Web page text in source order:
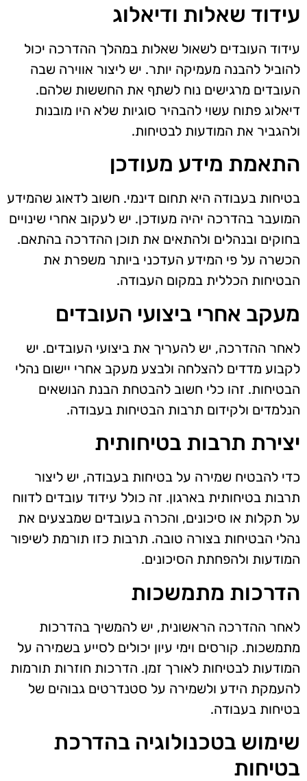
עידוד שאלות ודיאלוג
עידוד העובדים לשאול שאלות במהלך ההדרכה יכול
להוביל להבנה מעמיקה יותר. יש ליצור אווירה שבה
העובדים מרגישים נוח לשתף את החששות שלהם.
דיאלוג פתוח עשוי להבהיר סוגיות שלא היו מובנות
ולהגביר את המודעות לבטיחות.
התאמת מידע מעודכן
בטיחות בעבודה היא תחום דינמי. חשוב לדאוג שהמידע
המועבר בהדרכה יהיה מעודכן. יש לעקוב אחרי שינויים
בחוקים ובנהלים ולהתאים את תוכן ההדרכה בהתאם.
הכשרה על פי המידע העדכני ביותר משפרת את
הבטיחות הכללית במקום העבודה.
מעקב אחרי ביצועי העובדים
לאחר ההדרכה, יש להעריך את ביצועי העובדים. יש
לקבוע מדדים להצלחה ולבצע מעקב אחרי יישום נהלי
הבטיחות. זהו כלי חשוב להבטחת הבנת הנושאים
הנלמדים ולקידום תרבות הבטיחות בעבודה.
יצירת תרבות בטיחותית
כדי להבטיח שמירה על בטיחות בעבודה, יש ליצור
תרבות בטיחותית בארגון. זה כולל עידוד עובדים לדווח
על תקלות או סיכונים, והכרה בעובדים שמבצעים את
נהלי הבטיחות בצורה טובה. תרבות כזו תורמת לשיפור
המודעות ולהפחתת הסיכונים.
הדרכות מתמשכות
לאחר ההדרכה הראשונית, יש להמשיך בהדרכות
מתמשכות. קורסים וימי עיון יכולים לסייע בשמירה על
המודעות לבטיחות לאורך זמן. הדרכות חוזרות תורמות
להעמקת הידע ולשמירה על סטנדרטים גבוהים של
בטיחות בעבודה.
שימוש בטכנולוגיה בהדרכת
בטיחות